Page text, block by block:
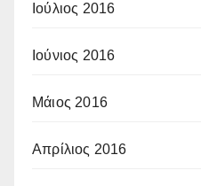
Ιούλιος 2016
Ιούνιος 2016
Μάιος 2016
Απρίλιος 2016